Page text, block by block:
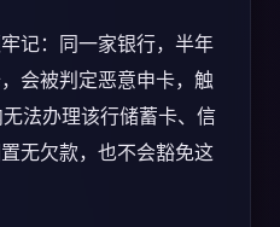
记：同一家银行，半年
会被判定恶意申卡，触
法办理该行储蓄卡、信
无欠款，也不会豁免这